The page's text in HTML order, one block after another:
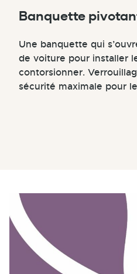
Banquette
Une banquette qui
de voiture pour installer
contorsionner.
sécurité maximale pour